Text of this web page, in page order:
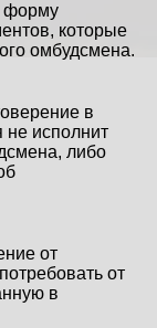
форму
которые
омбудсмена.
в
не исполнит
либо
от
от
в